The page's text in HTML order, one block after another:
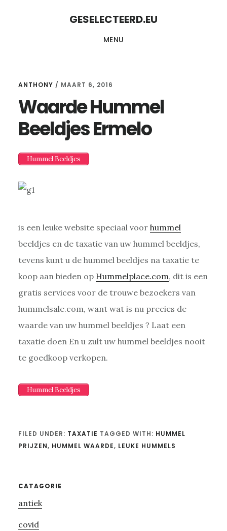
GESELECTEERD.EU
MENU
ANTHONY / MAART 6, 2016
Waarde Hummel
Beeldjes Ermelo
Hummel Beeldjes
is een leuke website speciaal voor hummel
beeldjes en de taxatie van uw hummel beeldjes,
tevens kunt u de hummel beeldjes na taxatie te
koop aan bieden op Hummelplace.com, dit is een
gratis services voor de trouwe bezoekers van
hummelsale.com, want wat is nu precies de
waarde van uw hummel beeldjes ? Laat een
taxatie doen En u zult uw hummel beeldjes nooit
te goedkoop verkopen.
Hummel Beeldjes
FILED UNDER: TAXATIE TAGGED WITH: HUMMEL
PRIJZEN, HUMMEL WAARDE, LEUKE HUMMELS
Primary
Sidebar
CATAGORIE
antiek
covid